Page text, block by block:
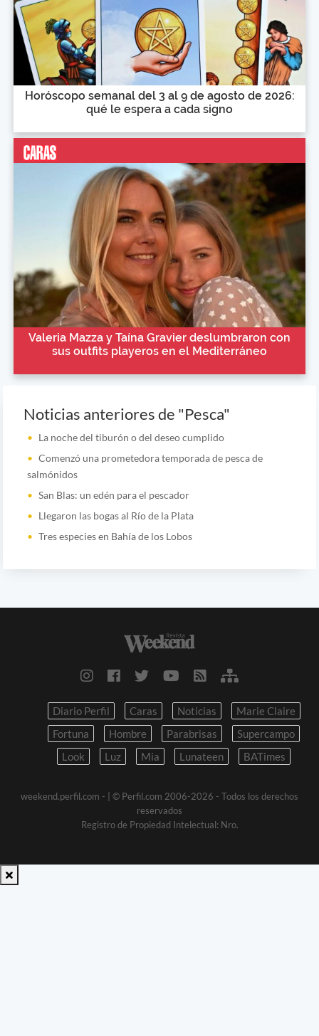
Horóscopo semanal del 3 al 9 de agosto de 2026:
qué le espera a cada signo
Valeria Mazza y Taína Gravier deslumbraron con
sus outfits playeros en el Mediterráneo
Noticias anteriores de "Pesca"
La noche del tiburón o del deseo cumplido
Comenzó una prometedora temporada de pesca de
salmónidos
San Blas: un edén para el pescador
Llegaron las bogas al Río de la Plata
Tres especies en Bahía de los Lobos
Diario Perfil Caras Noticias
Marie Claire
Fortuna
Hombre Parabrisas
Supercampo
Look
Luz Mia Lunateen BATimes
weekend.perfil.com -
| © Perfil.com 2006-2026 - Todos los derechos
reservados
Registro de Propiedad Intelectual: Nro.